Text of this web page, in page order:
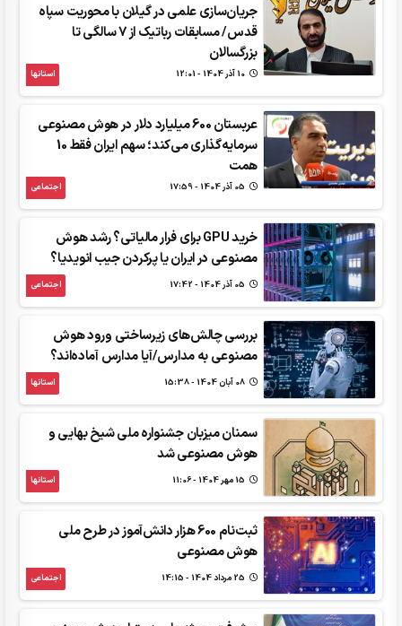
جریان‌سازی علمی در گیلان با محوریت سپاه
قدس/ مسابقات رباتیک از 7 سالگی تا
بزرگسالان
استانها
عربستان 600 میلیارد دلار در هوش مصنوعی
سرمایه‌گذاری می‌کند؛ سهم ایران فقط 10
همت
اجتماعی
خرید GPU برای فرار مالیاتی؟ رشد هوش
مصنوعی در ایران یا پرکردن جیب انویدیا؟
اجتماعی
بررسی چالش‌های زیرساختی ورود هوش
مصنوعی به مدارس/آیا مدارس آماده‌اند؟
استانها
سمنان میزبان جشنواره ملی شیخ بهایی و
هوش مصنوعی شد
استانها
ثبت‌نام 600 هزار دانش‌آموز در طرح ملی
هوش مصنوعی
اجتماعی